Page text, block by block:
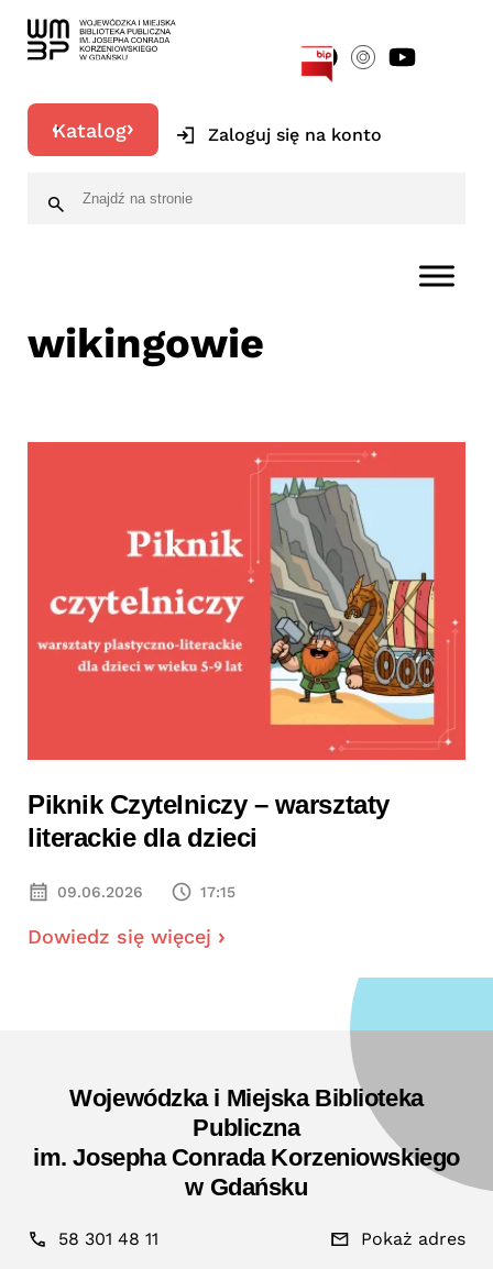
Katalog Zaloguj się na konto
wikingowie
Piknik Czytelniczy – warsztaty
literackie dla dzieci
09.06.2026 17:15
Dowiedz się więcej
Wojewódzka i Miejska Biblioteka
Publiczna
im. Josepha Conrada Korzeniowskiego
w Gdańsku
58 301 48 11 Pokaż adres